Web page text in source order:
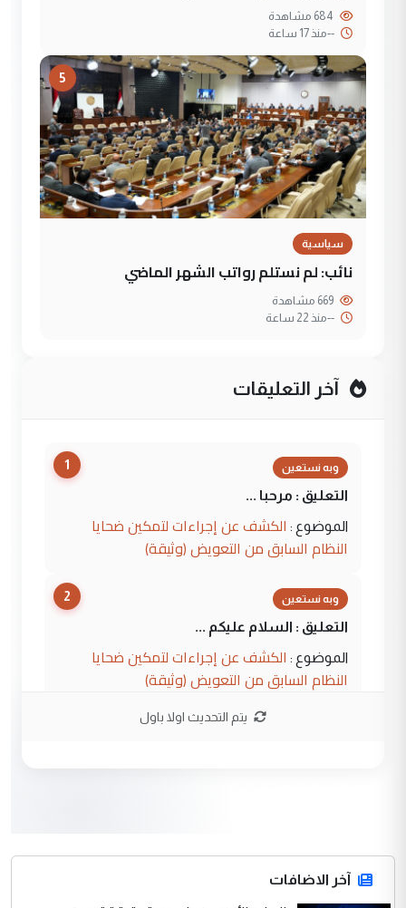
--منذ 17 ساعة
5
سياسية
نائب: لم نستلم رواتب الشهر الماضي
--منذ 22 ساعة
آخر التعليقات
1 وبه نستعين
التعليق : مرحبا ...
الموضوع : الكشف عن إجراءات لتمكين ضحايا
النظام السابق من التعويض (وثيقة)
2 وبه نستعين
التعليق : السلام عليكم ...
الموضوع : الكشف عن إجراءات لتمكين ضحايا
النظام السابق من التعويض (وثيقة)
صلاح مهدي حسن
يتم التحديث اولا باول
آخر الاضافات